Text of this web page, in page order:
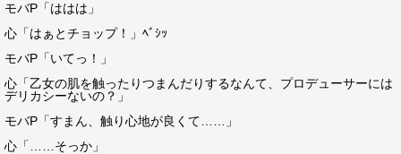
モバP「ははは」
心「はぁとチョップ！」ﾍﾞｼｯ
モバP「いてっ！」
心「乙女の肌を触ったりつまんだりするなんて、プロデューサーには
デリカシーないの？」
モバP「すまん、触り心地が良くて……」
心「……そっか」